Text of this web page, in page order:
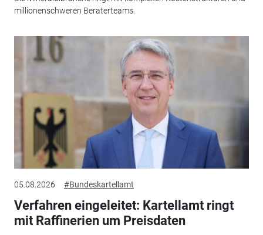
millionenschweren Beraterteams.
05.08.2026 #Bundeskartellamt
Verfahren eingeleitet: Kartellamt ringt
mit Raffinerien um Preisdaten